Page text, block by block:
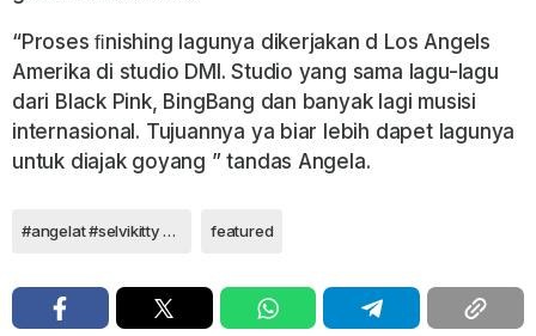
“Proses ﬁnishing Iagunya dikerjakan d Los Angels
Amerika di studio DMI. Studio yang sama Iagu-Iagu
dari Black Pink, BingBang dan banyak Iagi musisi
internasional. Tujuannya ya biar Iebih dapet Iagunya
untuk diajak goyang ” tandas Angela.
#angelat #selvikitty #nagaswara featured